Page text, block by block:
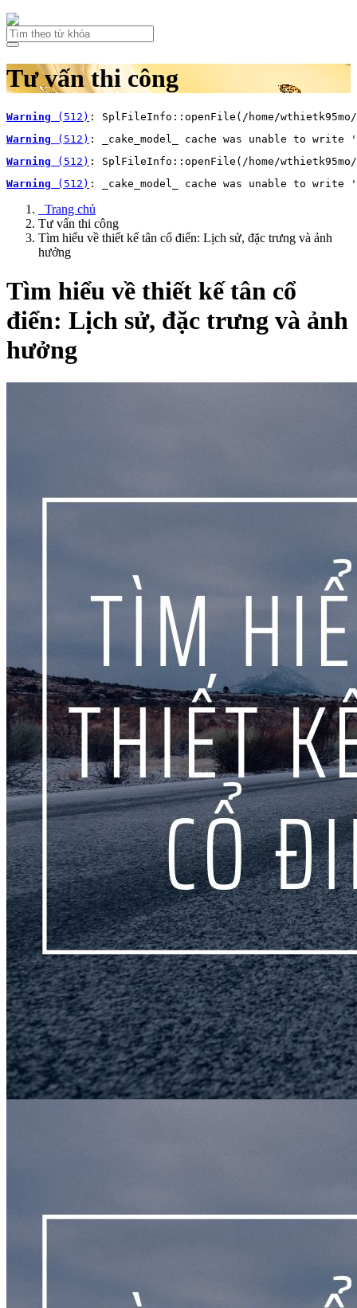
Tư vấn thi công
Warning (512) : SplFileInfo::openFile(/home/wthietk95mo/
Warning (512) : _cake_model_ cache was unable to
Warning (512) : SplFileInfo::openFile(/home/wthietk95mo/
Warning (512) : _cake_model_ cache was unable to
Trang chủ
Tư vấn thi công
Tìm hiểu về thiết kế tân cổ điển: Lịch sử, đặc trưng và ảnh
hưởng
Tìm hiểu về thiết kế tân cổ
điển: Lịch sử, đặc trưng và ảnh
hưởng